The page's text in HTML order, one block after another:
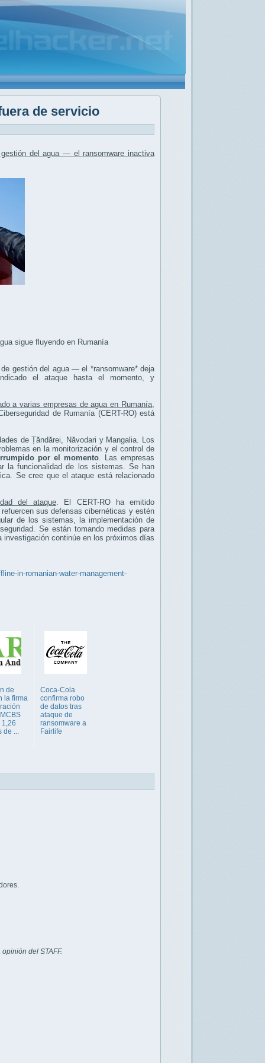
de servicio
del agua — el ransomware inactiva
sigue fluyendo en Rumanía
gestión del agua — el *ransomware* deja
el ataque hasta el momento, y
a varias empresas de agua en Rumanía,
de Rumanía (CERT-RO) está
de Țăndărei, Năvodari y Mangalia. Los
en la monitorización y el control de
por el momento. Las empresas
la funcionalidad de los sistemas. Se han
Se cree que el ataque está relacionado
del ataque. El CERT-RO ha emitido
sus defensas cibernéticas y estén
de los sistemas, la implementación de
Se están tomando medidas para
continúe en los próximos días
in-romanian-water-management-
de
la firma
1,26
...
Coca-Cola
confirma robo
de datos tras
ataque de
ransomware a
Fairlife
del STAFF.